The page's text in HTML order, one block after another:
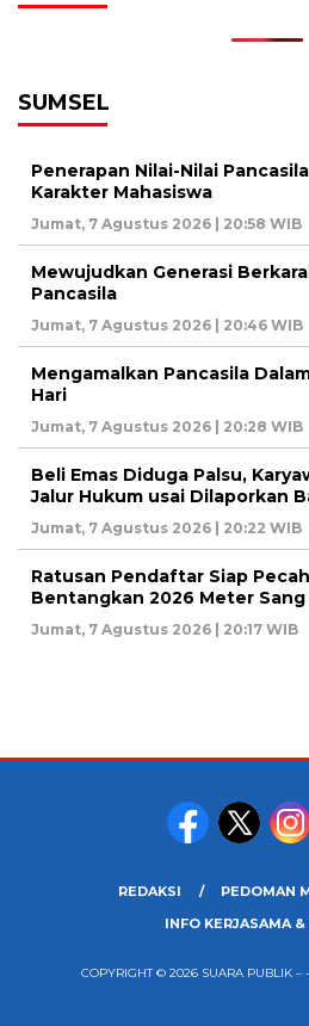
SUMSEL
Penerapan Nilai-Nilai
Karakter Mahasiswa
Jumat, 7 Agustus 2026 | 20:58 WIB
Mewujudkan Generasi
Pancasila
Jumat, 7 Agustus 2026 | 20:46 WIB
Mengamalkan Pancasila
Hari
Jumat, 7 Agustus 2026 | 20:28 WIB
Beli Emas Diduga Palsu,
Jalur Hukum usai Dilaporkan
Jumat, 7 Agustus 2026 | 20:22 WIB
Ratusan Pendaftar Siap
Bentangkan 2026 Meter
Jumat, 7 Agustus 2026 | 20:17 WIB
REDAKSI
PEDOMAN
INFO KERJASAMA &
COPYRIGHT © 2026 SUARA PUBLIK –